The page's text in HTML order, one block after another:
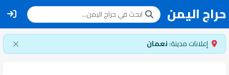
حراج اليمن
إعلانات مدينة:نعمان